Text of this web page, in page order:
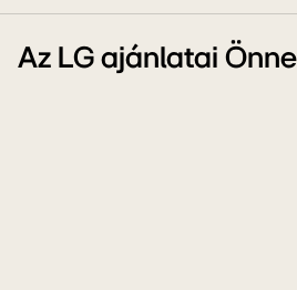
Az LG ajánlatai